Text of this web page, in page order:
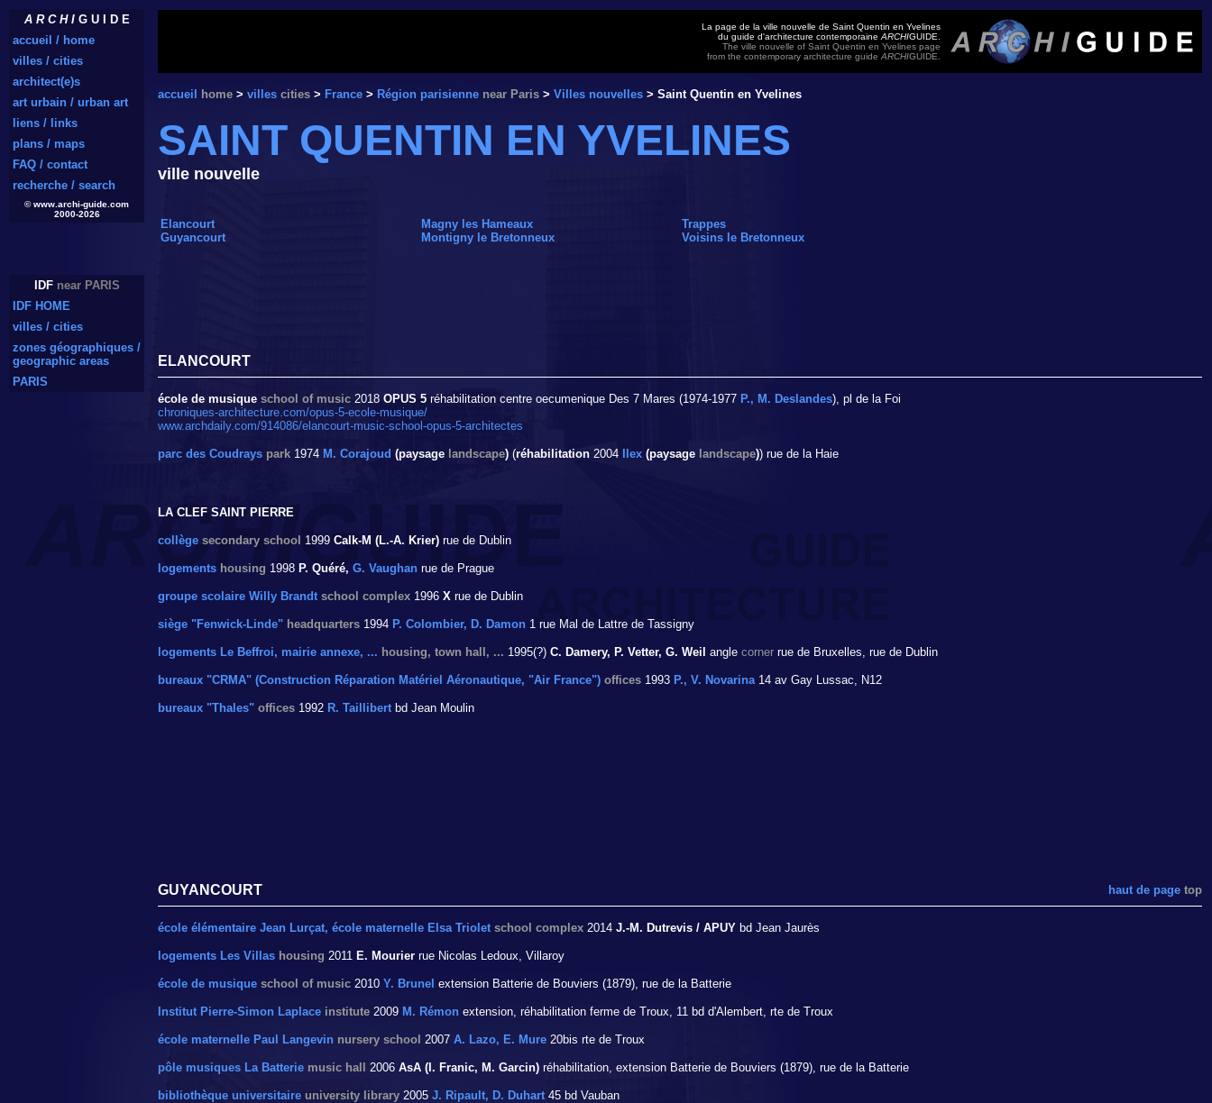
A R C H IG U I D E
accueil / home
villes / cities
architect(e)s
art urbain / urban art
liens / links
plans / maps
FAQ / contact
recherche / search
© www.archi-guide.com
2000-2026
IDF near PARIS
IDF HOME
villes / cities
zones géographiques /
geographic areas
PARIS
La page de la ville nouvelle de Saint Quentin en Yvelines
du guide d'architecture contemporaine ARCHIGUIDE.
The ville nouvelle of Saint Quentin en Yvelines page
from the contemporary architecture guide ARCHIGUIDE.
accueil home > villes cities > France > Région parisienne near Paris > Villes nouvelles > Saint Quentin en Yvelines
SAINT QUENTIN EN YVELINES
ville nouvelle
Elancourt
Guyancourt
Magny les Hameaux
Montigny le Bretonneux
Trappes
Voisins le Bretonneux
ELANCOURT
école de musique school of music 2018 OPUS 5 réhabilitation centre oecumenique Des 7 Mares (1974-1977 P., M. Deslandes), pl de la Foi
chroniques-architecture.com/opus-5-ecole-musique/
www.archdaily.com/914086/elancourt-music-school-opus-5-architectes
parc des Coudrays park 1974 M. Corajoud (paysage landscape) (réhabilitation 2004 Ilex (paysage landscape)) rue de la Haie
LA CLEF SAINT PIERRE
collège secondary school 1999 Calk-M (L.-A. Krier) rue de Dublin
logements housing 1998 P. Quéré, G. Vaughan rue de Prague
groupe scolaire Willy Brandt school complex 1996 X rue de Dublin
siège "Fenwick-Linde" headquarters 1994 P. Colombier, D. Damon 1 rue Mal de Lattre de Tassigny
logements Le Beffroi, mairie annexe, ... housing, town hall, ... 1995(?) C. Damery, P. Vetter, G. Weil angle corner rue de Bruxelles, rue de Dublin
bureaux "CRMA" (Construction Réparation Matériel Aéronautique, "Air France") offices 1993 P., V. Novarina14 av Gay Lussac, N12
bureaux "Thales" offices 1992 R. Taillibertbd Jean Moulin
GUYANCOURT haut de page top
école élémentaire Jean Lurçat, école maternelle Elsa Triolet school complex 2014 J.-M. Dutrevis / APUY bd Jean Jaurès
logements Les Villas housing 2011 E. Mourier rue Nicolas Ledoux, Villaroy
école de musique school of music 2010 Y. Brunel extension Batterie de Bouviers (1879), rue de la Batterie
Institut Pierre-Simon Laplace institute 2009 M. Rémon extension, réhabilitation ferme de Troux, 11 bd d'Alembert, rte de Troux
école maternelle Paul Langevin nursery school 2007 A. Lazo, E. Mure 20bis rte de Troux
pôle musiques La Batterie music hall 2006 AsA (I. Franic, M. Garcin) réhabilitation, extension Batterie de Bouviers (1879), rue de la Batterie
bibliothèque universitaire university library 2005 J. Ripault, D. Duhart45 bd Vauban